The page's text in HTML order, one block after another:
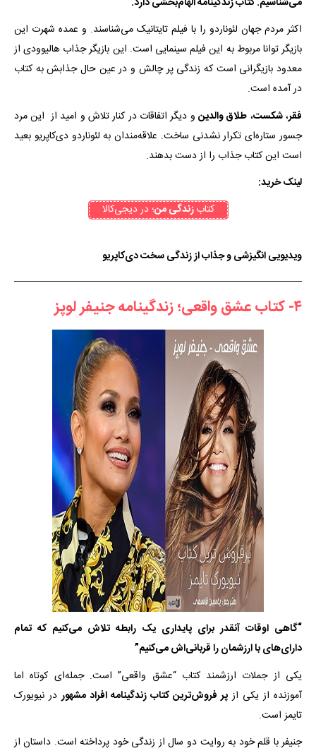
اکثر مردم جهان لئوناردو را با فیلم تایتانیک می‌شناسند. و عمده شهرت این
بازیگر توانا مربوط به این فیلم سینمایی است. این بازیگر جذاب هالیوودی از
معدود بازیگرانی است که زندگی پر چالش و در عین حال جذابش به کتاب
در آمده است.
فقر،شکست، طلاق والدینو دیگر اتفاقات در کنار تلاش و امید از این مرد
جسور ستاره‌ای تکرار نشدنی ساخت. علاقه‌مندان به لئوناردو دی‌کاپریو بعید
است این کتاب جذاب را از دست بدهند.
لینک خرید:
کتاب‌ زندگی من؛ در دیجی‌کالا
ویدیویی انگیزشی و جذاب از زندگی سخت دی‌کاپریو
۴- کتاب عشق واقعی؛ زندگینامه جنیفر لوپز
“گاهی اوقات آنقدر برای پایداری یک رابطه تلاش می‌کنیم که تمام
دارای‌های با ارزشمان را قربانی‌اش می‌کنیم”
یکی از جملات ارزشمند کتاب “عشق واقعی” است. جمله‌ای کوتاه اما
آموزنده از یکی از پر فروش‌ترین کتاب‌ زندگینامه افراد مشهور در نیویورک
تایمز است.
جنیفر با قلم خود به روایت دو سال از زندگی خود پرداخته است. داستان از